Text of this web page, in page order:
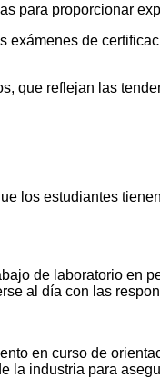
para proporcionar
de
que reflejan las
los estudiantes
de laboratorio en
al día con las
en curso de
industria para